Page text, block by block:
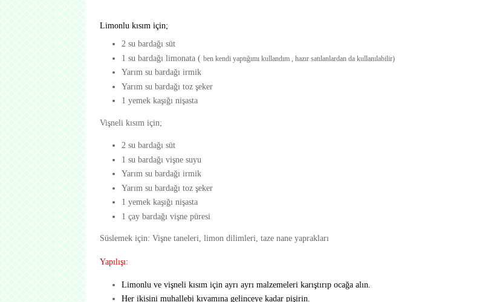
Limonlu kısım için;
2 su bardağı süt
1 su bardağı limonata ( ben kendi yaptığımı kullandım , hazır satılanlardan da kullanılabilir)
Yarım su bardağı irmik
Yarım su bardağı toz şeker
1 yemek kaşığı nişasta
Vişneli kısım için;
2 su bardağı süt
1 su bardağı vişne suyu
Yarım su bardağı irmik
Yarım su bardağı toz şeker
1 yemek kaşığı nişasta
1 çay bardağı vişne püresi
Süslemek için: Vişne taneleri, limon dilimleri, taze nane yaprakları
Yapılışı:
Limonlu ve vişneli kısım için ayrı ayrı malzemeleri karıştırıp ocağa alın.
Her ikisini muhallebi kıvamına gelinceye kadar pişirin.